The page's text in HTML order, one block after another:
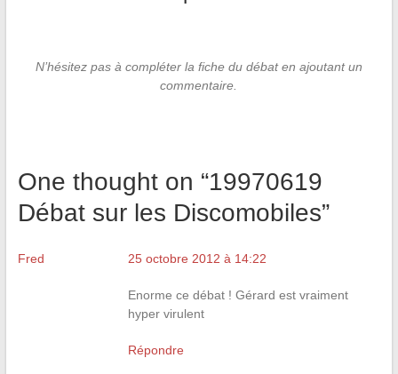
N’hésitez pas à compléter la fiche du débat en ajoutant un
commentaire.
One thought on “19970619
Débat sur les Discomobiles”
Fred 25 octobre 2012 à 14:22
Enorme ce débat ! Gérard est vraiment
hyper virulent
Répondre